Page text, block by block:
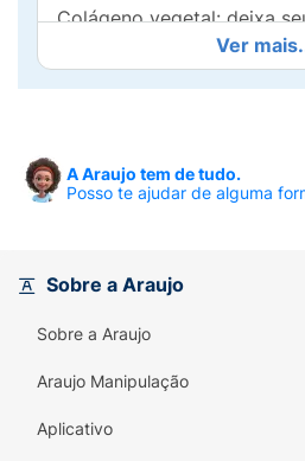
Colágeno vegetal: deixa
definidos e protegidos
ajudando a reduzir o frizz
Promove uma nutrição
Ver
A Araujo tem de tudo.
Posso te ajudar de alguma
Sobre a Araujo
Sobre a Araujo
Araujo Manipulação
Aplicativo